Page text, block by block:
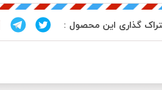
گذاری این محصول :